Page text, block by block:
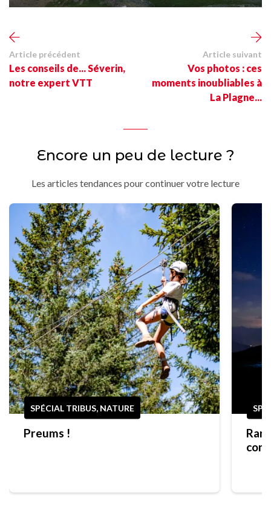
Article précédent
Les conseils de... Séverin,
notre expert VTT
Article suivant
Vos photos : ces
moments inoubliables à
La Plagne...
Encore un peu de lecture ?
Les articles tendances pour continuer votre lecture
SPÉCIAL TRIBUS, NATURE
Preums !